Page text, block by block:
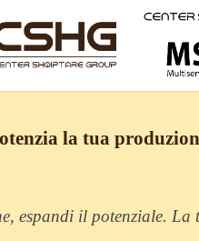
la tua
espandi il potenziale. La